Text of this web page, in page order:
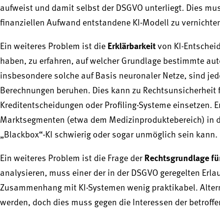
aufweist und damit selbst der DSGVO unterliegt. Dies
finanziellen Aufwand entstandene KI-Modell zu
Ein weiteres Problem ist die Erklärbarkeit von KI-
haben, zu erfahren, auf welcher Grundlage bestimmte
insbesondere solche auf Basis neuronaler Netze, sind
Berechnungen beruhen. Dies kann zu
Kreditentscheidungen oder Profiling-Systeme einsetzen.
Marktsegmenten (etwa dem Medizinproduktebereich) in
„Blackbox“-KI schwierig oder sogar unmöglich sein kann.
Ein weiteres Problem ist die Frage der Rechtsgrundlage
analysieren, muss einer der in der DSGVO geregelten
Zusammenhang mit KI-Systemen wenig praktikabel.
werden, doch dies muss gegen die Interessen der